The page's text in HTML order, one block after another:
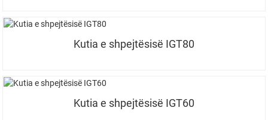
Kutia e shpejtësisë IGT80
Kutia e shpejtësisë IGT60